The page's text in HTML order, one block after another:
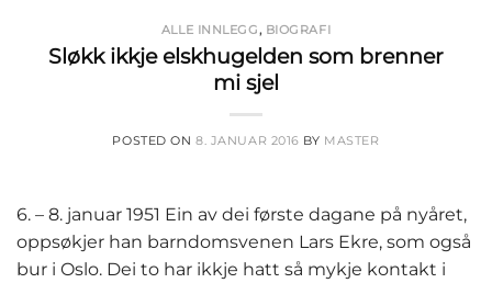
ALLE INNLEGG, BIOGRAFI
Sløkk ikkje elskhugelden som brenner
mi sjel
POSTED ON8. JANUAR 2016 BY MASTER
6. – 8. januar 1951 Ein av dei første dagane på nyåret,
oppsøkjer han barndomsvenen Lars Ekre, som også
bur i Oslo. Dei to har ikkje hatt så mykje kontakt i